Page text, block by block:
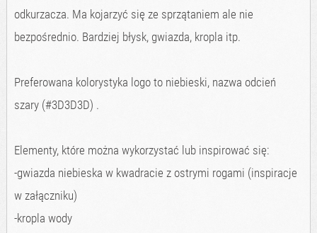
odkurzacza. Ma kojarzyć się ze sprzątaniem ale nie
bezpośrednio. Bardziej błysk, gwiazda, kropla itp.
Preferowana kolorystyka logo to niebieski, nazwa odcień
szary (#3D3D3D) .
Elementy, które można wykorzystać lub inspirować się:
-gwiazda niebieska w kwadracie z ostrymi rogami (inspiracje
w załączniku)
-kropla wody